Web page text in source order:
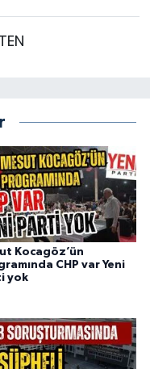
Kocagöz’ün
CHP var Yeni
yok